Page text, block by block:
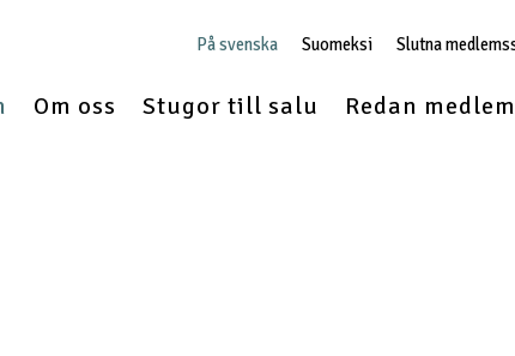
På svenska Suomeksi Slutna
Om oss Stugor till salu Redan medlem